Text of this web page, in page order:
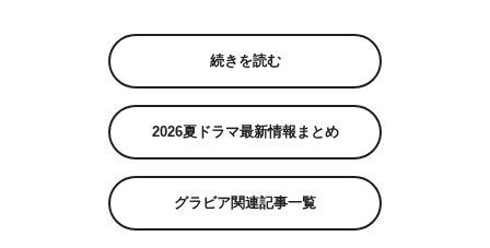
続きを読む
2026夏ドラマ最新情報まとめ
グラビア関連記事一覧